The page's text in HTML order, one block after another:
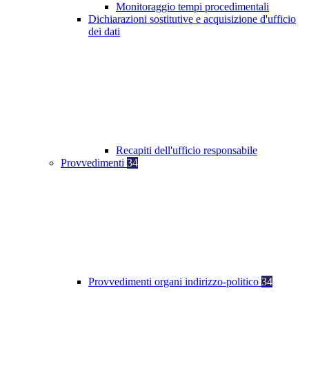
Monitoraggio tempi procedimentali
Dichiarazioni sostitutive e acquisizione d'ufficio
dei dati
Recapiti dell'ufficio responsabile
Provvedimenti 34
Provvedimenti organi indirizzo-politico 34